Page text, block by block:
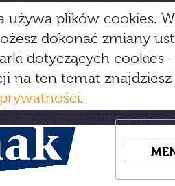
używa plików cookies.
dokonać zmiany
dotyczących cookies
na ten temat
.